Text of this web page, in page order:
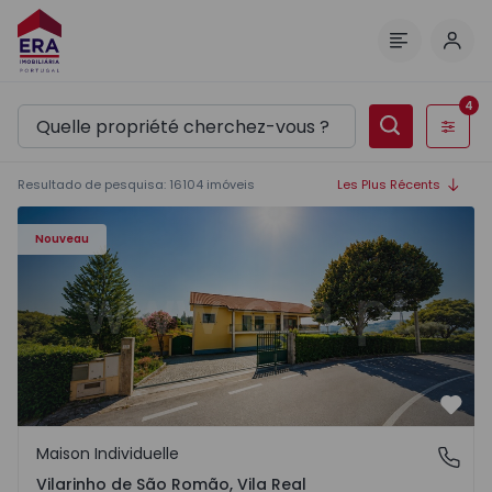
Filtres
4
Resultado de pesquisa: 16104 imóveis Les Plus Récents
Nouveau
Maison Individuelle T3 Sabrosa, Vilarinho de São Romão
Vilarinho de São Romão, Vila Real
Maison Individuelle
Vilarinho de São Romão, Vila Real